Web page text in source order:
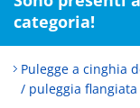
categoria!
Pulegge a cinghia
/ puleggia